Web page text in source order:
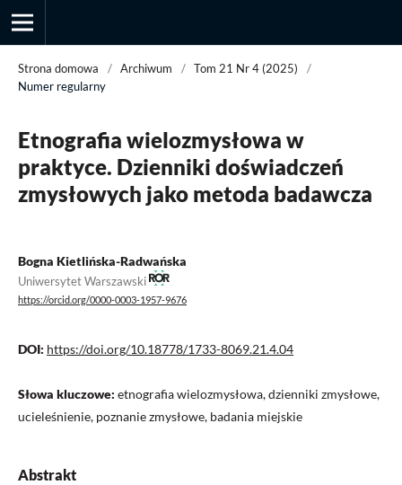
Przegląd Socjologii Jakościowej
Strona domowa / Archiwum / Tom 21 Nr 4 (2025)
/
Numer regularny
Etnografia wielozmysłowa w
praktyce. Dzienniki doświadczeń
zmysłowych jako metoda badawcza
Bogna Kietlińska-Radwańska
Uniwersytet Warszawski
https://orcid.org/0000-0003-1957-9676
DOI: https://doi.org/10.18778/1733-8069.21.4.04
Słowa kluczowe: etnografia wielozmysłowa, dzienniki zmysłowe,
ucieleśnienie, poznanie zmysłowe, badania miejskie
Abstrakt